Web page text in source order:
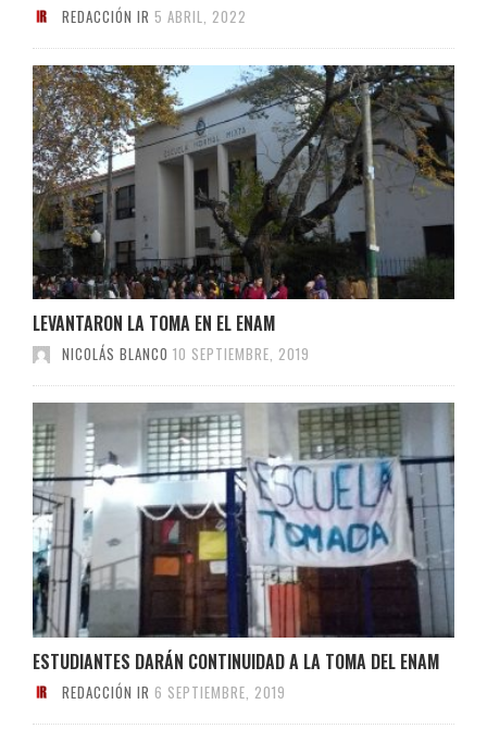
REDACCIÓN IR 5 ABRIL, 2022
LEVANTARON LA TOMA EN EL ENAM
NICOLÁS BLANCO 10 SEPTIEMBRE, 2019
ESTUDIANTES DARÁN CONTINUIDAD A LA TOMA DEL ENAM
REDACCIÓN IR 6 SEPTIEMBRE, 2019